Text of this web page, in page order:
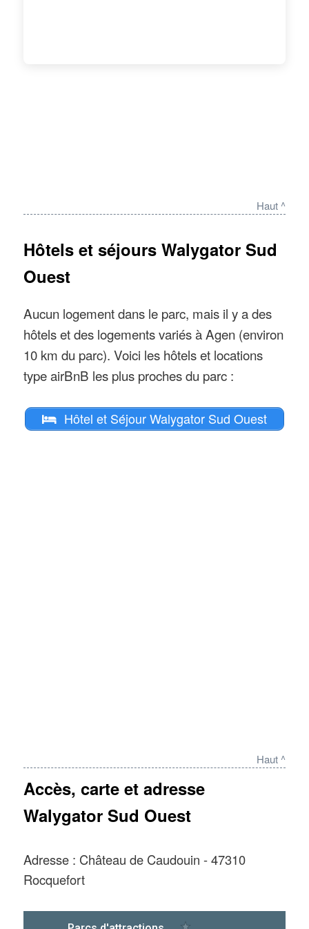
Haut ^
Hôtels et séjours Walygator Sud
Ouest
Aucun logement dans le parc, mais il y a des
hôtels et des logements variés à Agen (environ
10 km du parc). Voici les hôtels et locations
type airBnB les plus proches du parc :
Hôtel et Séjour Walygator Sud Ouest
Haut ^
Accès, carte et adresse
Walygator Sud Ouest
Adresse : Château de Caudouin - 47310
Rocquefort